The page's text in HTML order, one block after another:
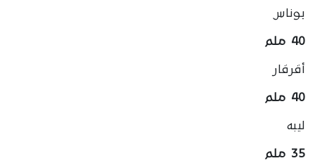
بوناس
40 ملم
أقرقار
40 ملم
ليبه
35 ملم